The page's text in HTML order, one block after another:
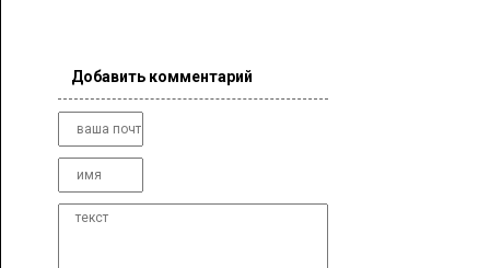
Добавить комментарий